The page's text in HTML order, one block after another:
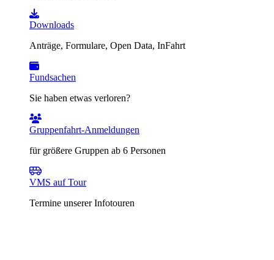
Downloads
Anträge, Formulare, Open Data, InFahrt
Fundsachen
Sie haben etwas verloren?
Gruppenfahrt-Anmeldungen
für größere Gruppen ab 6 Personen
VMS auf Tour
Termine unserer Infotouren